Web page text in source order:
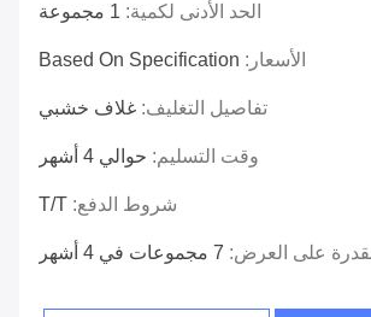
الحد الأدنى لكمية: 1 مجموعة
الأسعار: Based On Specification
تفاصيل التغليف: غلاف خشبي
وقت التسليم: حوالي 4 أشهر
شروط الدفع: T/T
على العرض: 7 مجموعات في 4 أشهر